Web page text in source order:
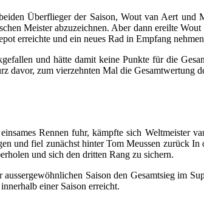
Überflieger der Saison, Wout van Aert
Meister abzuzeichnen. Aber dann ereilte
erreichte und ein neues Rad in Empfang
und hätte damit keine Punkte für die
davor, zum vierzehnten Mal die Gesamtwertung
Rennen fuhr, kämpfte sich Weltmeister
und fiel zunächst hinter Tom Meussen zurück
und sich den dritten Rang zu sichern.
Saison den Gesamtsieg im
einer Saison erreicht.